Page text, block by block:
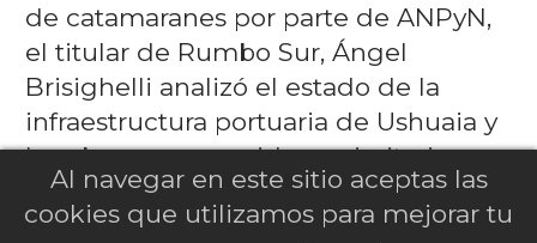
de catamaranes por parte de ANPyN,
el titular de Rumbo Sur, Ángel
Brisighelli analizó el estado de la
infraestructura portuaria de Ushuaia y
las obras que considera prioritarias
para el desarrollo antártico de la
ciudad.
Al navegar en este sitio aceptas las
cookies que utilizamos para mejorar tu